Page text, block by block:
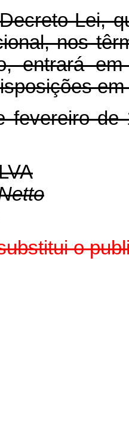
Lei,
nos
entrará
fevereiro de
o